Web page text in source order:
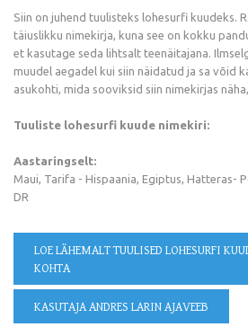
Siin on juhend tuulisteks lohesurfi kuudeks.
täiuslikku nimekirja, kuna see on kokku
et kasutage seda lihtsalt teenäitajana.
muudel aegadel kui siin näidatud ja sa võid
asukohti, mida sooviksid siin nimekirjas
Tuuliste lohesurfi kuude nimekiri:
Aastaringselt:
Maui, Tarifa - Hispaania, Egiptus, Hatteras-
DR
LOE LÄHEMALTTUULISED LOHESURFI
KOHTA
KASUTAJA ANDRES LARIN AJAVEEB